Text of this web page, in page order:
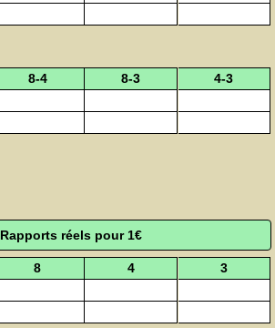
8-4 8-3
4-3
Rapports réels pour 1€
8 4
3